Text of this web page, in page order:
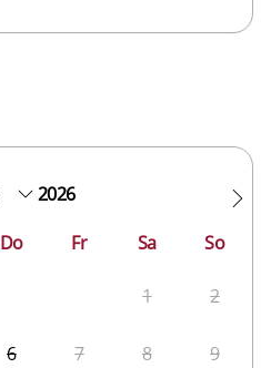
2026
Do Fr Sa So
1 2
6 7 8 9